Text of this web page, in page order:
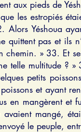
aux pieds de
les estropiés
Alors Yéshoua
quittent pas et ils
chemin. » 33. Et
telle multitude ?
petits
et ayant
en mangèrent et
mangé,
le peuple,